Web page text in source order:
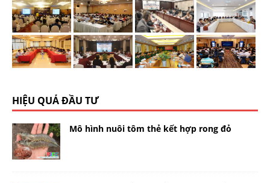
HIỆU QUẢ ĐẦU TƯ
Mô hình nuôi tôm thẻ kết hợp rong đỏ